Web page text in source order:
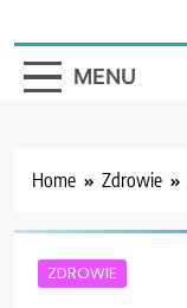
MENU
Home Zdrowie
ZDROWIE